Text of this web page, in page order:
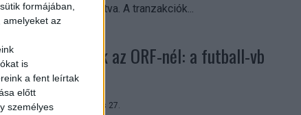
formájában,
amelyeket az
is
a fent leírtak
előtt
személyes
hétvégéhez viszonyítva. A tranzakciók...
Rekordok dőltek az ORF-nél: a futball-vb
mindent vitt
Digital Center 2026. július 27.